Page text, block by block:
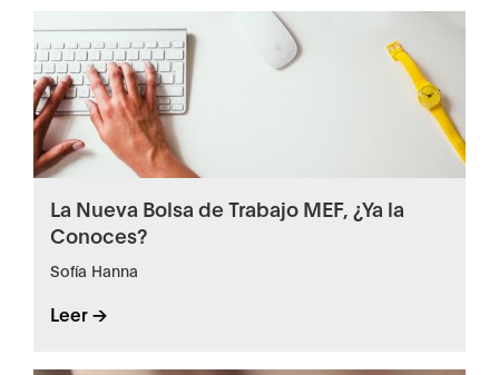
La Nueva Bolsa de Trabajo MEF, ¿Ya la
Conoces?
Sofía Hanna
Leer ->